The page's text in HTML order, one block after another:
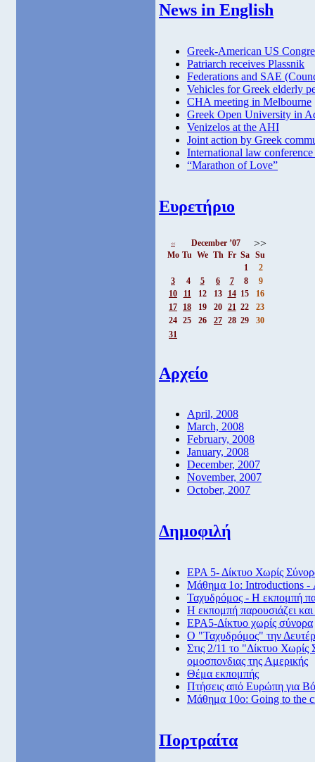
News in English
Greek-American US
Patriarch receives Plassnik
Federations and SAE
Vehicles for Greek elderly
CHA meeting in Melbourne
Greek Open University in
Venizelos at the AHI
Joint action by Greek
International law
“Marathon of Love”
Ευρετήριο
<< December ’07 >>
Mo Tu We Th Fr Sa
Su
1
2
3
4 5 6 7 8
9
10
11 12 13 14 15
16
17
18 19 20 21 22
23
24 25 26 27 28 29
30
31
Αρχείο
April, 2008
March, 2008
February, 2008
January, 2008
December, 2007
November, 2007
October, 2007
Δημοφιλή
ΕΡΑ 5- Δίκτυο Χωρίς
Μάθημα 1ο: Introductions -
Ταχυδρόμος - Η εκπομπή
Η εκπομπή παρουσιάζει και
ΕΡΑ5-Δίκτυο χωρίς σύνορα
Ο "Ταχυδρόμος" την
Στις 2/11 το "Δίκτυο Χωρίς
ομοσπονδιας της Αμερικής
Θέμα εκπομπής
Πτήσεις από Eυρώπη για
Μάθημα 10ο: Going to the
Πορτραίτα